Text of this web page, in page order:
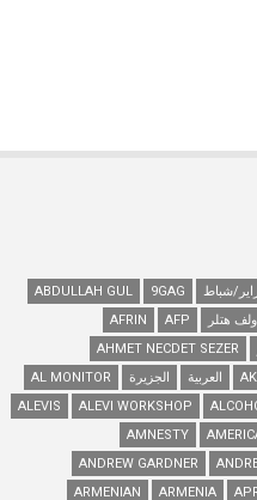
9GAG
ABDULLAH GUL
هتلر AFP
AFRIN
AHMET NECDET SEZER
العربية الجزيرة
AL MONITOR
ALEVI WORKSHOP
ALEVIS
AMNESTY
ANDREW GARDNER
ARMENIA
ARMENIAN